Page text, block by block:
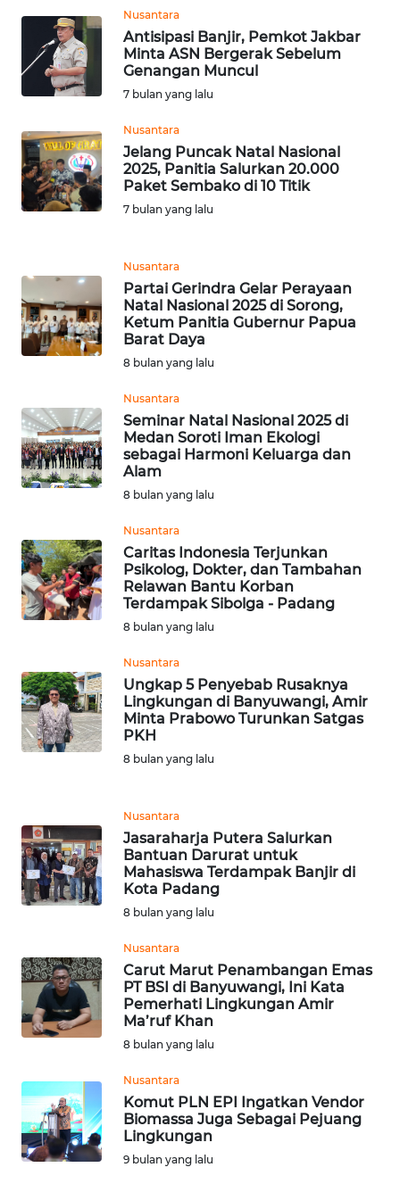
Nusantara
Antisipasi Banjir, Pemkot Jakbar
Minta ASN Bergerak Sebelum
Genangan Muncul
7 bulan yang lalu
Nusantara
Jelang Puncak Natal Nasional
2025, Panitia Salurkan 20.000
Paket Sembako di 10 Titik
7 bulan yang lalu
Nusantara
Partai Gerindra Gelar Perayaan
Natal Nasional 2025 di Sorong,
Ketum Panitia Gubernur Papua
Barat Daya
8 bulan yang lalu
Nusantara
Seminar Natal Nasional 2025 di
Medan Soroti Iman Ekologi
sebagai Harmoni Keluarga dan
Alam
8 bulan yang lalu
Nusantara
Caritas Indonesia Terjunkan
Psikolog, Dokter, dan Tambahan
Relawan Bantu Korban
Terdampak Sibolga - Padang
8 bulan yang lalu
Nusantara
Ungkap 5 Penyebab Rusaknya
Lingkungan di Banyuwangi, Amir
Minta Prabowo Turunkan Satgas
PKH
8 bulan yang lalu
Nusantara
Jasaraharja Putera Salurkan
Bantuan Darurat untuk
Mahasiswa Terdampak Banjir di
Kota Padang
8 bulan yang lalu
Nusantara
Carut Marut Penambangan Emas
PT BSI di Banyuwangi, Ini Kata
Pemerhati Lingkungan Amir
Ma’ruf Khan
8 bulan yang lalu
Nusantara
Komut PLN EPI Ingatkan Vendor
Biomassa Juga Sebagai Pejuang
Lingkungan
9 bulan yang lalu
TAPANULI
TENGAH
WN DELI
WN
TEBING
TINGGI
WN
KARAWANG
WN
BOGOR
WN
TAPANULI
UTARA
SAMOSIR
WN
PADANG
LAWAS
WN
CIANJUR
SERIBU
WN
TANGERANG
WN
BINJAI
WN